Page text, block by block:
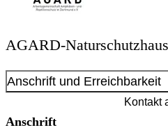
AGARD-Naturschutzhaus
Anschrift und Erreichbarkeit
Kontakt
Anschrift